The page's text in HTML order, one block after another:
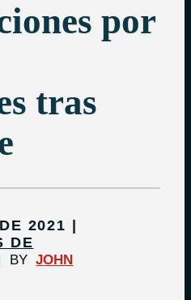
por
tras
2021
DE
BY JOHN